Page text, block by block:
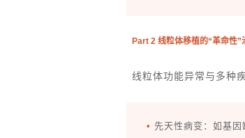
Part 2 线粒体移植的“革命性”
线粒体功能异常与多种
• 先天性病变：如基